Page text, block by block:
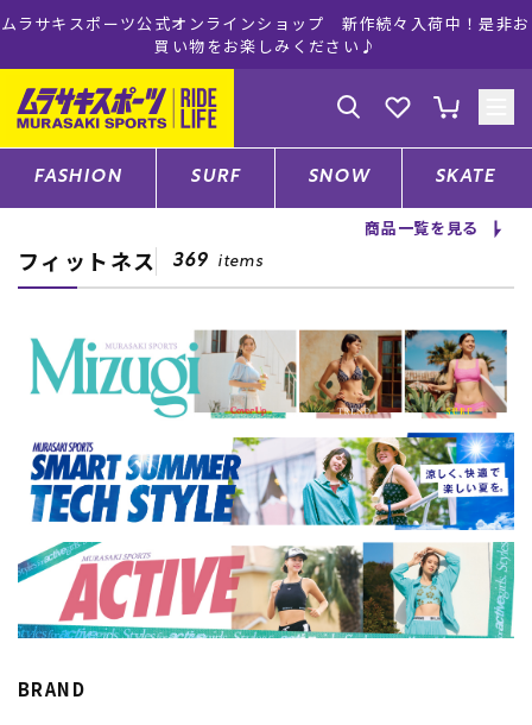
サキスポーツ公式オンラインショップ 新作続々入荷中！是非お
買い物をお楽しみください♪
ゲスト様
ログイン 会員登録
店舗一覧
CATEGORY
ファッションTOP
サーフTOP
スノーTOP
スケートTOP
FASHION SURF SNOW SKATE
商品一覧を見る
フィットネス 369 items
BRAND